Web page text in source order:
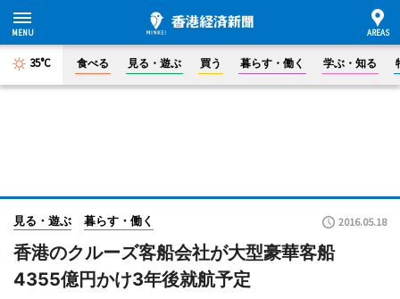
35°C 食べる 見る・遊ぶ 買う 暮らす・働く 学ぶ・知る
見る・遊ぶ 暮らす・働く 2016.05.18
香港のクルーズ客船会社が大型豪華客船
4355億円かけ3年後就航予定